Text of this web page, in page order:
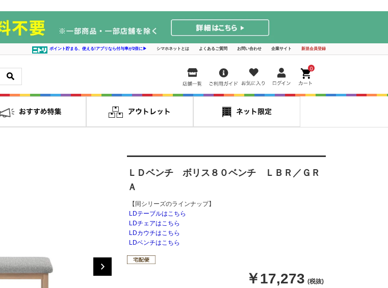
ポイント貯まる、使える!アプリなら付与率が2倍に▶ シマホネットとは よくあるご質問 お問い合わせ 企業サイト 新規会員登録
0
ＬＤベンチ ボリス８０ベンチ ＬＢＲ／ＧＲ
Ａ
【同シリーズのラインナップ】
LDテーブルはこちら
LDチェアはこちら
LDカウチはこちら
LDベンチはこちら
￥17,273 (税抜)